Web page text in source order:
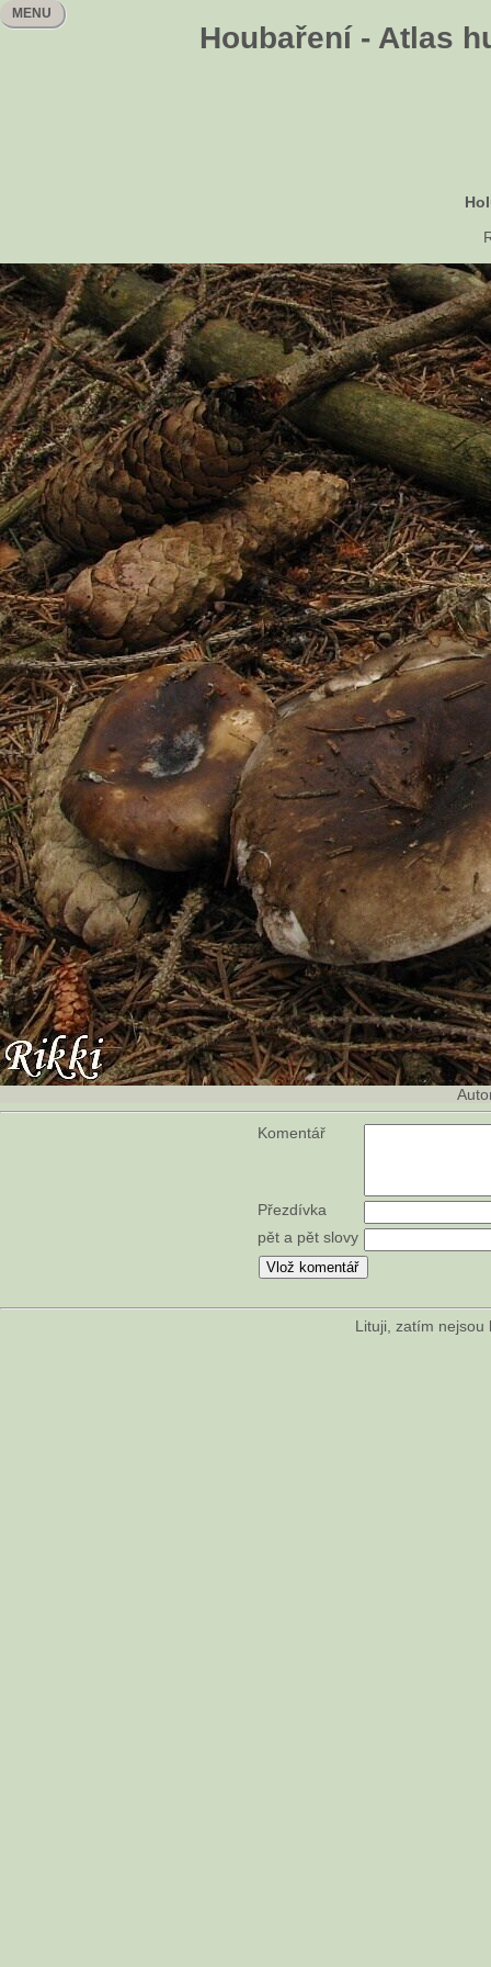
Houbaření - Atlas
MENU
Komentář
Přezdívka
pět a pět slovy
Lituji, zatím nejsou